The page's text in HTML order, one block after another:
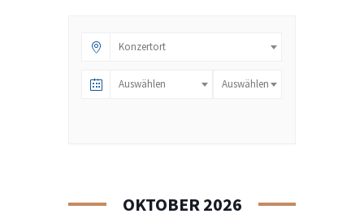
Konzertort
Auswählen Auswählen
OKTOBER 2026